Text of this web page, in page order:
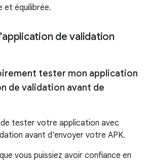
et équilibrée.
de validation
tester mon application
de validation avant de
tester votre application avec
avant d'envoyer votre APK.
vous puissiez avoir confiance en